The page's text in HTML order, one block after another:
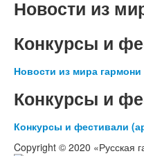
Новости из
Конкурсы и
Новости из мира гармони
Конкурсы и
Конкурсы и фестивали
Copyright © 2020 «Русская